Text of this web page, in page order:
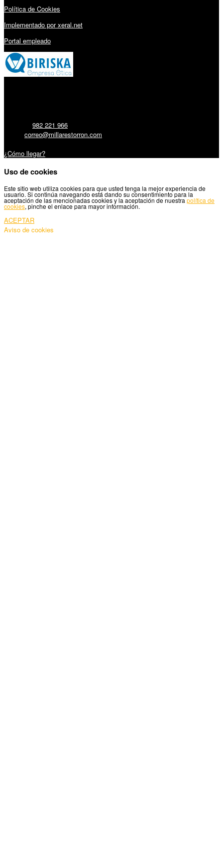
Política de Cookies
Implementado por xeral.net
Portal empleado
982 221 966
correo@millarestorron.com
¿Cómo llegar?
Uso de cookies
Este sitio web utiliza cookies para que usted tenga la mejor experiencia de
usuario. Si continúa navegando está dando su consentimiento para la
aceptación de las mencionadas cookies y la aceptación de nuestra política de
cookies, pinche el enlace para mayor información.
ACEPTAR
Aviso de cookies